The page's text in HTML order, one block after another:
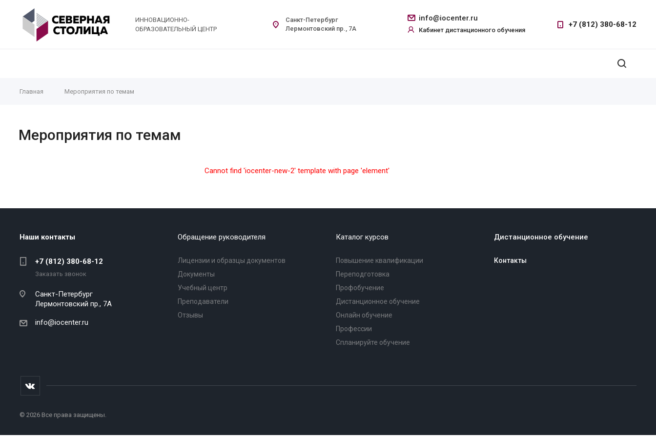
ИННОВАЦИОННО-
ОБРАЗОВАТЕЛЬНЫЙ ЦЕНТР
info@iocenter.ru
Кабинет дистанционного обучения
+7 (812) 380-68-12
Санкт-Петербург
Лермонтовский пр., 7А
Главная Мероприятия по темам
Мероприятия по темам
Cannot find 'iocenter-new-2' template with page 'element'
Наши контакты
+7 (812) 380-68-12
Заказать звонок
Санкт-Петербург
Лермонтовский пр., 7А
info@iocenter.ru
Обращение руководителя
Лицензии и образцы документов
Документы
Учебный центр
Преподаватели
Отзывы
Каталог курсов
Повышение квалификации
Переподготовка
Профобучение
Дистанционное обучение
Онлайн обучение
Профессии
Спланируйте обучение
Дистанционное обучение
Контакты
© 2026 Все права защищены.